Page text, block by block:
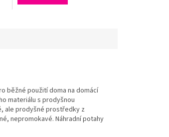
běžné použití doma na domácí
materiálu s prodyšnou
ale prodyšné prostředky z
nepromokavé. Náhradní potahy